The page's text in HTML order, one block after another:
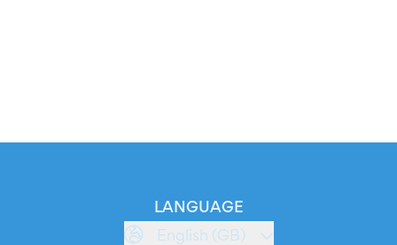
LANGUAGE
English (GB)